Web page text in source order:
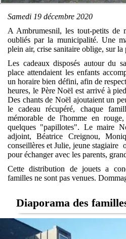
Samedi 19 décembre 2020
A Ambrumesnil, les tout-petits de
oubliés par la municipalité. Une
plein air, crise sanitaire oblige, sur la
Les cadeaux disposés autour du
place attendaient les enfants
un horaire bien défini, afin de
heures, le Père Noël est arrivé à
Des chants de Noël ajoutaient un
le cadeau récupéré, chaque
mémorable de l'homme en
quelques "papillotes". Le maire
adjoint, Béatrice Creignou,
conseillères et Julie, jeune stagiaire
pour échanger avec les parents,
Cette distribution de jouets a
familles ne sont pas venues.
Diaporama des